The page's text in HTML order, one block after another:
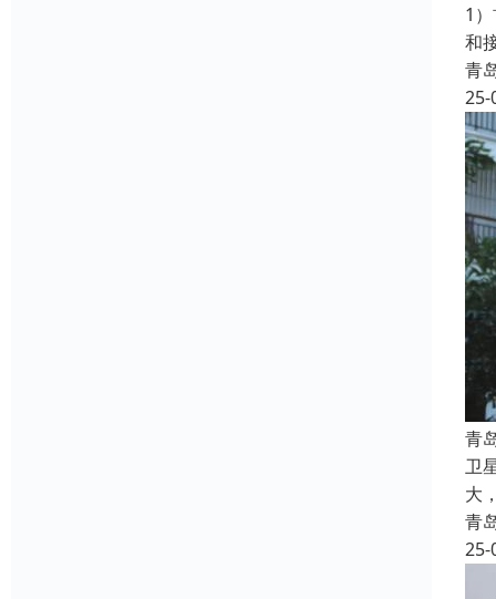
1
和
青
25-
青
卫
大
青
25-